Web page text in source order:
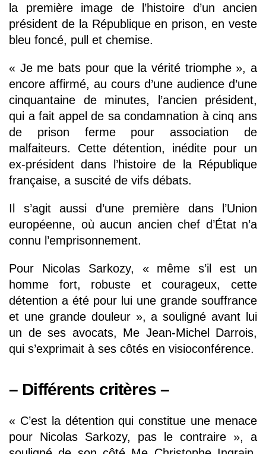
la première image de l’histoire d’un ancien
président de la République en prison, en veste
bleu foncé, pull et chemise.
« Je me bats pour que la vérité triomphe », a
encore affirmé, au cours d’une audience d’une
cinquantaine de minutes, l’ancien président,
qui a fait appel de sa condamnation à cinq ans
de prison ferme pour association de
malfaiteurs. Cette détention, inédite pour un
ex-président dans l’histoire de la République
française, a suscité de vifs débats.
Il s’agit aussi d’une première dans l’Union
européenne, où aucun ancien chef d’État n’a
connu l’emprisonnement.
Pour Nicolas Sarkozy, « même s’il est un
homme fort, robuste et courageux, cette
détention a été pour lui une grande souffrance
et une grande douleur », a souligné avant lui
un de ses avocats, Me Jean-Michel Darrois,
qui s’exprimait à ses côtés en visioconférence.
– Différents critères –
« C’est la détention qui constitue une menace
pour Nicolas Sarkozy, pas le contraire », a